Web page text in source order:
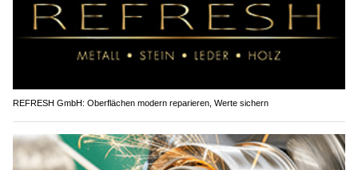
REFRESH GmbH: Oberflächen modern reparieren, Werte sichern